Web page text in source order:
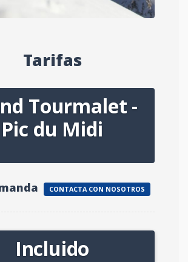
Tarifas
Tourmalet -
Pic du Midi
CONTACTA CON NOSOTROS
Incluido